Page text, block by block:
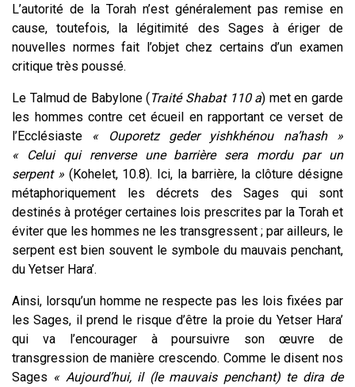
L’autorité de la Torah n’est généralement pas remise en
cause, toutefois, la légitimité des Sages à ériger de
nouvelles normes fait l’objet chez certains d’un examen
critique très poussé.
Le Talmud de Babylone (Traité Shabat 110 a) met en garde
les hommes contre cet écueil en rapportant ce verset de
l’Ecclésiaste « Ouporetz geder yishkhénou na’hash »
« Celui qui renverse une barrière sera mordu par un
serpent »(Kohelet, 10.8). Ici, la barrière, la clôture désigne
métaphoriquement les décrets des Sages qui sont
destinés à protéger certaines lois prescrites par la Torah et
éviter que les hommes ne les transgressent ; par ailleurs, le
serpent est bien souvent le symbole du mauvais penchant,
du Yetser Hara’.
Ainsi, lorsqu’un homme ne respecte pas les lois fixées par
les Sages, il prend le risque d’être la proie du Yetser Hara’
qui va l’encourager à poursuivre son œuvre de
transgression de manière crescendo. Comme le disent nos
Sages « Aujourd’hui, il (le mauvais penchant) te dira de